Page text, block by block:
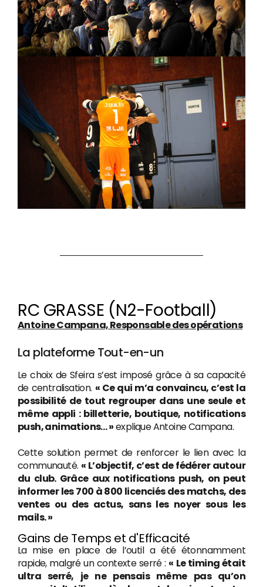
RC GRASSE (N2-Football)
Antoine Campana, Responsable des opérations
La plateforme Tout-en-un
Le choix de Sfeira s’est imposé grâce à sa capacité
de centralisation. « Ce qui m’a convaincu, c’est la
possibilité de tout regrouper dans une seule et
même appli : billetterie, boutique, notifications
push, animations… »explique Antoine Campana.
Cette solution permet de renforcer le lien avec la
communauté. « L’objectif, c’est de fédérer autour
du club. Grâce aux notifications push, on peut
informer les 700 à 800 licenciés des matchs, des
ventes ou des actus, sans les noyer sous les
mails. »
Gains de Temps et d'Efficacité
La mise en place de l’outil a été étonnamment
rapide, malgré un contexte serré : « Le timing était
ultra serré, je ne pensais même pas qu’on